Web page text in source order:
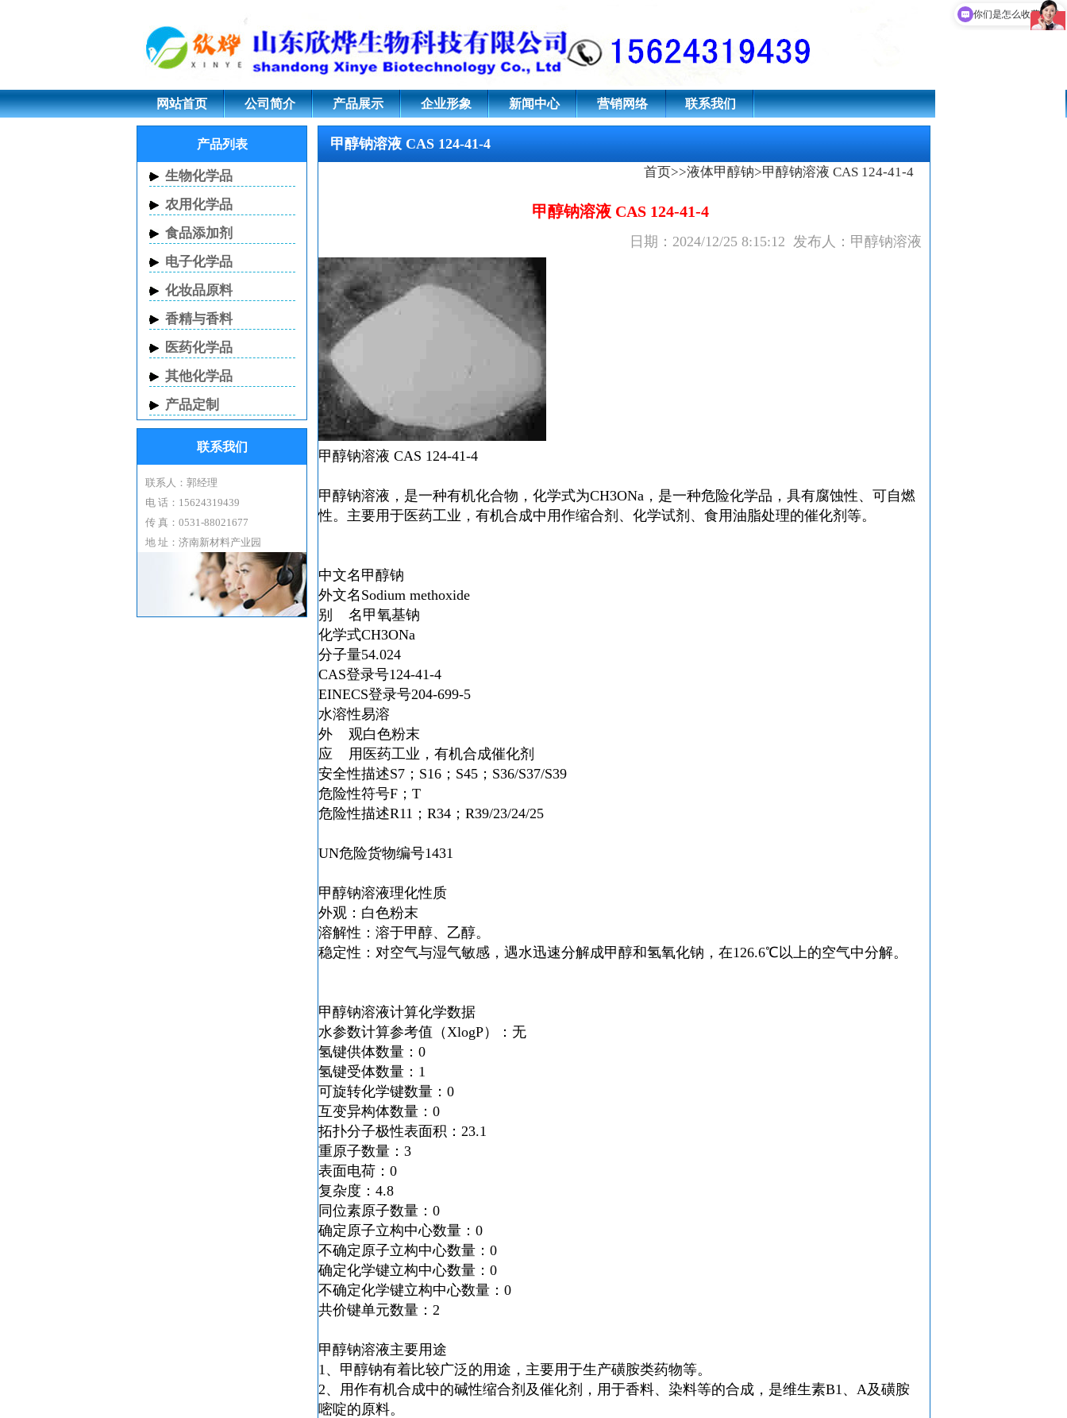
液体甲醇钠; CAS 124-41-4;甲醇钠甲醇溶液,甲醇钠溶液,甲醇钠
网站首页 公司简介 产品展示 企业形象 新闻中心 营销网络 联系我们
甲醇钠溶液 CAS 124-41-4
首页>>液体甲醇钠>甲醇钠溶液 CAS 124-41-4
甲醇钠溶液 CAS 124-41-4
日期：2024/12/25 8:15:12 发布人：甲醇钠溶液
甲醇钠溶液 CAS 124-41-4
甲醇钠溶液，是一种有机化合物，化学式为CH3ONa，是一种危险化学品，具有腐蚀性、可自燃
性。主要用于医药工业，有机合成中用作缩合剂、化学试剂、食用油脂处理的催化剂等。
中文名甲醇钠
外文名Sodium methoxide
别 名甲氧基钠
化学式CH3ONa
分子量54.024
CAS登录号124-41-4
EINECS登录号204-699-5
水溶性易溶
外 观白色粉末
应 用医药工业，有机合成催化剂
安全性描述S7；S16；S45；S36/S37/S39
危险性符号F；T
危险性描述R11；R34；R39/23/24/25
UN危险货物编号1431
甲醇钠溶液理化性质
外观：白色粉末
溶解性：溶于甲醇、乙醇。
稳定性：对空气与湿气敏感，遇水迅速分解成甲醇和氢氧化钠，在126.6℃以上的空气中分解。
甲醇钠溶液计算化学数据
水参数计算参考值（XlogP）：无
氢键供体数量：0
氢键受体数量：1
可旋转化学键数量：0
互变异构体数量：0
拓扑分子极性表面积：23.1
重原子数量：3
表面电荷：0
复杂度：4.8
同位素原子数量：0
确定原子立构中心数量：0
不确定原子立构中心数量：0
确定化学键立构中心数量：0
不确定化学键立构中心数量：0
共价键单元数量：2
甲醇钠溶液主要用途
1、甲醇钠有着比较广泛的用途，主要用于生产磺胺类药物等。
2、用作有机合成中的碱性缩合剂及催化剂，用于香料、染料等的合成，是维生素B1、A及磺胺
嘧啶的原料。
产品列表
生物化学品
农用化学品
食品添加剂
电子化学品
化妆品原料
香精与香料
医药化学品
其他化学品
产品定制
联系我们
联系人：郭经理
电 话：15624319439
传 真：0531-88021677
地 址：济南新材料产业园
你们是怎么收费的呢
现在有优惠活动吗